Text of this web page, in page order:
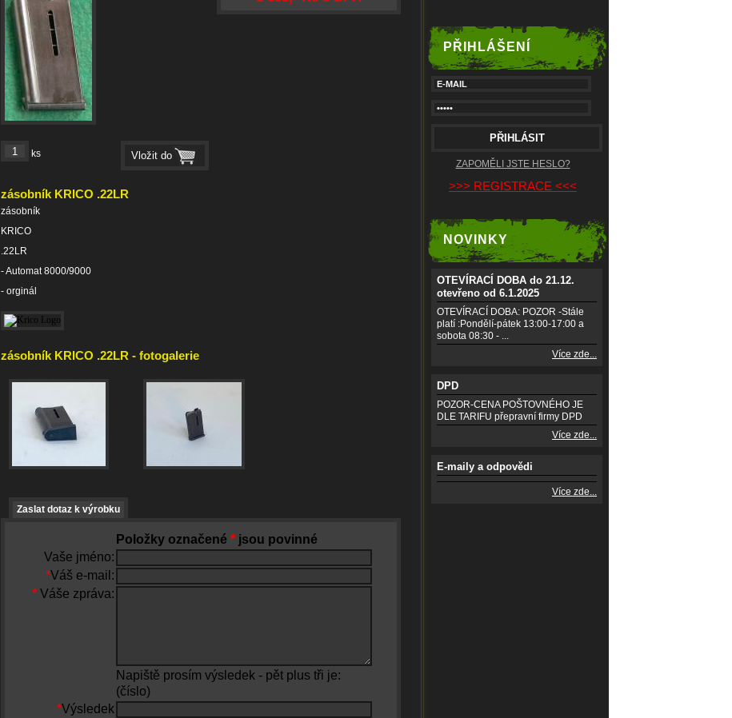
ks
zásobník KRICO .22LR
zásobník
KRICO
.22LR
- Automat 8000/9000
- orginál
zásobník KRICO .22LR - fotogalerie
Zaslat dotaz k výrobku
Položky označené * jsou povinné
Vaše jméno:
*Váš e-mail:
* Váše zpráva:
Napiště prosím výsledek - pět plus tři je:
(číslo)
*Výsledek
PŘIHLÁŠENÍ
ZAPOMĚLI JSTE HESLO?
>>> REGISTRACE <<<
NOVINKY
OTEVÍRACÍ DOBA do 21.12.
otevřeno od 6.1.2025
OTEVÍRACÍ DOBA: POZOR -Stále
platí :Pondělí-pátek 13:00-17:00 a
sobota 08:30 - ...
Více zde...
DPD
POZOR-CENA POŠTOVNÉHO JE
DLE TARIFU přepravní firmy DPD
Více zde...
E-maily a odpovědi
Více zde...